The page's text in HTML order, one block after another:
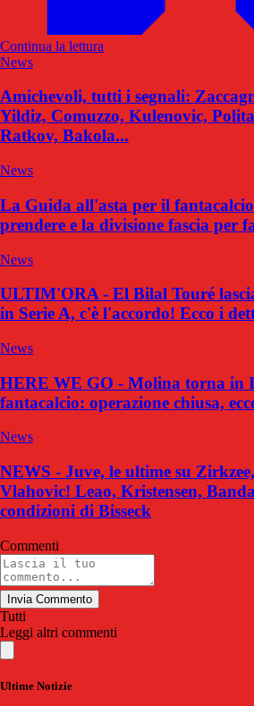
Continua la lettura
News
Amichevoli, tutti i segnali:
Yildiz, Comuzzo, Kulenovic,
Ratkov, Bakola...
News
La Guida all'asta per il
prendere e la divisione fascia per
News
ULTIM'ORA - El Bilal Touré
in Serie A, c'è l'accordo! Ecco i
News
HERE WE GO - Molina torna in
fantacalcio: operazione chiusa,
News
NEWS - Juve, le ultime su
Vlahovic! Leao, Kristensen,
condizioni di Bisseck
Commenti
Invia Commento
Tutti
Leggi altri commenti
Ultime Notizie